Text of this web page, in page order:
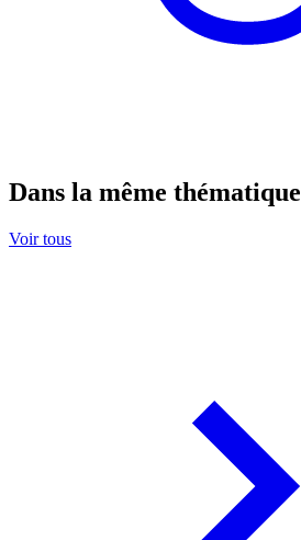
Dans la même thématique
Voir tous